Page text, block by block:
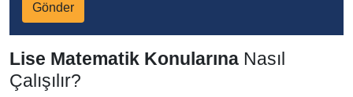
Gönder
Lise Matematik Konularına Nasıl
Çalışılır?